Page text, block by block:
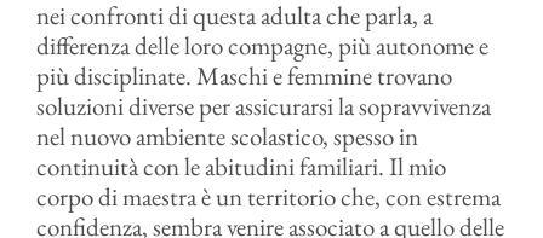
nei confronti di questa adulta che parla, a
differenza delle loro compagne, più autonome e
più disciplinate. Maschi e femmine trovano
soluzioni diverse per assicurarsi la sopravvivenza
nel nuovo ambiente scolastico, spesso in
continuità con le abitudini familiari. Il mio
corpo di maestra è un territorio che, con estrema
confidenza, sembra venire associato a quello delle